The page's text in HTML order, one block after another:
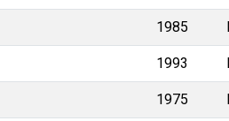
1985
1993
1975